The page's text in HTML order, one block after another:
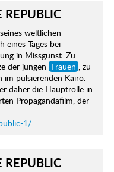
REPUBLIC
weltlichen
eines Tages bei
in Missgunst. Zu
der jungen Frauen , zu
im pulsierenden Kairo.
daher die Hauptrolle in
Propagandafilm, der
1/
REPUBLIC